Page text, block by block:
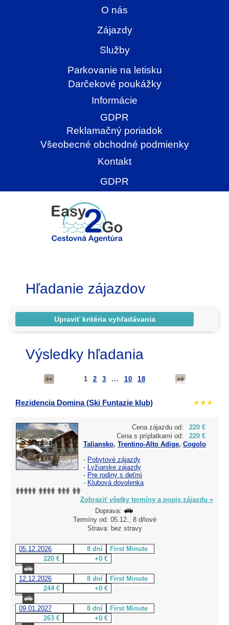
O nás
Zájazdy
Služby
Parkovanie na letisku
Darčekové poukážky
Informácie
GDPR
Reklamačný poriadok
Všeobecné obchodné podmienky
Kontakt
GDPR
Hľadanie zájazdov
Výsledky hľadania
1 2 3 ... 10 18
Rezidencia Domina (Ski Funtazie klub)
Cena zájazdu od:
220 €
Cena s príplatkami od:
220 €
Taliansko, Trentino-Alto Adige, Cogolo
- Pobytové zájazdy
-
Lyžiarske zájazdy
- Pre rodiny s deťmi
- Klubová dovolenka
Zobraziť všetky termíny a popis zájazdu »
Doprava:
Termíny od: 05.12., 8 dňové
Strava: bez stravy
05.12.2026 8 dní
First Minute
220 €
+0 €
12.12.2026 8 dní
First Minute
244 €
+0 €
09.01.2027 8 dní
First Minute
263 €
+0 €